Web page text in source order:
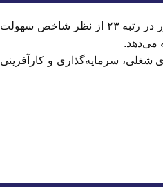
کانادا یک مقصد عالی برای راه‌اندازی انواع مشاغل است. این کشور در رتبه ۲۳ از نظر شاخص سهولت
می‌دهد.
شغلی، سرمایه‌گذاری و کارآفرینی